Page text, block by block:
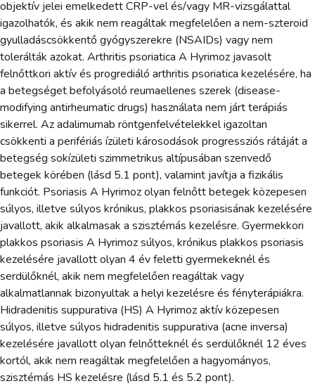
objektív jelei emelkedett CRP-vel és/vagy MR-vizsgálattal
igazolhatók, és akik nem reagáltak megfelelően a nem-szteroid
gyulladáscsökkentő gyógyszerekre (NSAIDs) vagy nem
tolerálták azokat. Arthritis psoriatica A Hyrimoz javasolt
felnőttkori aktív és progrediáló arthritis psoriatica kezelésére, ha
a betegséget befolyásoló reumaellenes szerek (disease-
modifying antirheumatic drugs) használata nem járt terápiás
sikerrel. Az adalimumab röntgenfelvételekkel igazoltan
csökkenti a perifériás ízületi károsodások progressziós rátáját a
betegség sokízületi szimmetrikus altípusában szenvedő
betegek körében (lásd 5.1 pont), valamint javítja a fizikális
funkciót. Psoriasis A Hyrimoz olyan felnőtt betegek közepesen
súlyos, illetve súlyos krónikus, plakkos psoriasisának kezelésére
javallott, akik alkalmasak a szisztémás kezelésre. Gyermekkori
plakkos psoriasis A Hyrimoz súlyos, krónikus plakkos psoriasis
kezelésére javallott olyan 4 év feletti gyermekeknél és
serdülőknél, akik nem megfelelően reagáltak vagy
alkalmatlannak bizonyultak a helyi kezelésre és fényterápiákra.
Hidradenitis suppurativa (HS) A Hyrimoz aktív közepesen
súlyos, illetve súlyos hidradenitis suppurativa (acne inversa)
kezelésére javallott olyan felnőtteknél és serdülőknél 12 éves
kortól, akik nem reagáltak megfelelően a hagyományos,
szisztémás HS kezelésre (lásd 5.1 és 5.2 pont).